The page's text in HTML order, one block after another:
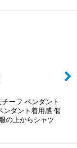
ーフ ペンダント
ンダント着用感 個
の上からシャツ